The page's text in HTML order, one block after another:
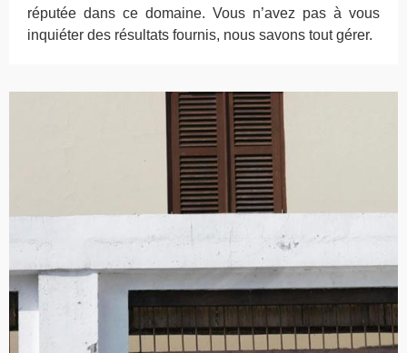
réputée dans ce domaine. Vous n’avez pas à vous
inquiéter des résultats fournis, nous savons tout gérer.